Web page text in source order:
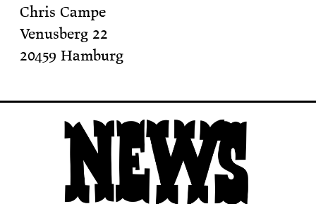
Chris Campe
Venusberg 22
20459 Hamburg